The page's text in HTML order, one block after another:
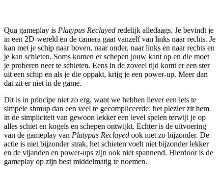
Qua gameplay is Platypus Reclayed redelijk alledaags. Je bevindt je
in een 2D-wereld en de camera gaat vanzelf van links naar rechts. Je
kan met je schip naar boven, naar onder, naar links en naar rechts en
je kan schieten. Soms komen er schepen jouw kant op en die moet
je proberen neer te schieten. Eens in de zoveel tijd komt er een ster
uit een schip en als je die oppakt, krijg je een power-up. Meer dan
dat zit er niet in de game.
Dit is in principe niet zo erg, want we hebben liever een iets te
simpele shmup dan een veel te gecompliceerde: het plezier zit hem
in de simpliciteit van gewoon lekker een level spelen terwijl je op
alles schiet en kogels en schepen ontwijkt. Echter is de uitvoering
van de gameplay van Platypus Reclayed ook niet zo bijzonder. De
actie is niet bijzonder strak, het schieten voelt niet bijzonder lekker
en de vijanden en power-ups zijn ook niet spannend. Hierdoor is de
gameplay op zijn best middelmatig te noemen.